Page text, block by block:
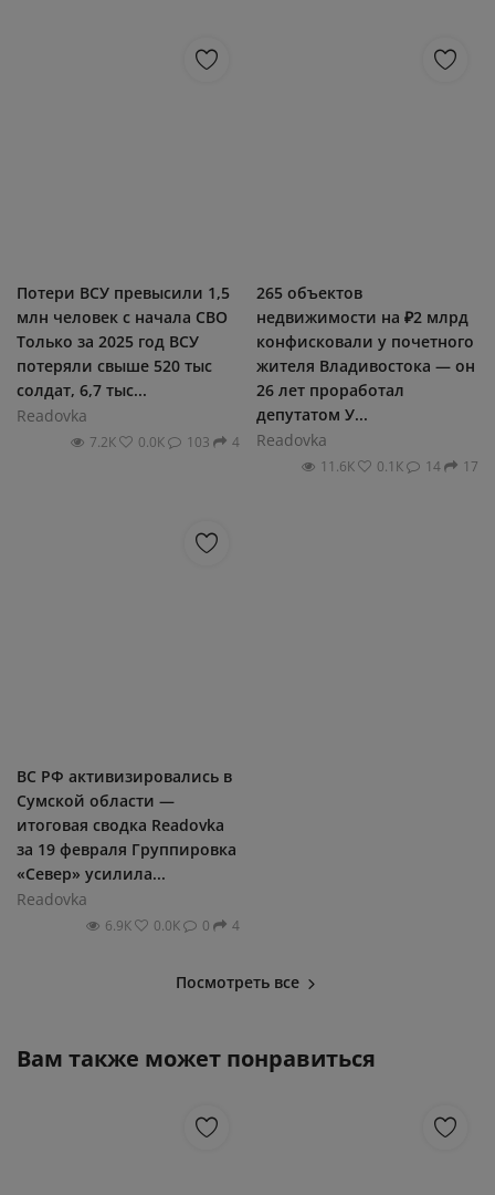
Потери ВСУ превысили 1,5
млн человек с начала СВО
Только за 2025 год ВСУ
потеряли свыше 520 тыс
солдат, 6,7 тыс...
Readovka
7.2К 0.0К 103 4
265 объектов
недвижимости на ₽2 млрд
конфисковали у почетного
жителя Владивостока — он
26 лет проработал
депутатом У...
Readovka
11.6К 0.1К 14 17
ВС РФ активизировались в
Сумской области —
итоговая сводка Readovka
за 19 февраля Группировка
«Север» усилила...
Readovka
6.9К 0.0К 0 4
Посмотреть все
Вам также может понравиться